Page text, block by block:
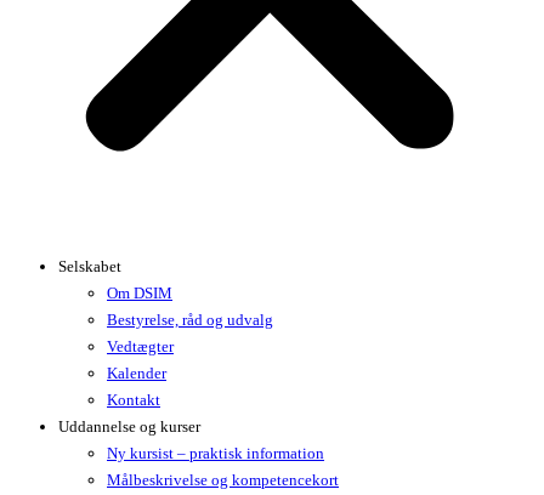
Selskabet
Om DSIM
Bestyrelse, råd og udvalg
Vedtægter
Kalender
Kontakt
Uddannelse og kurser
Ny kursist – praktisk information
Målbeskrivelse og kompetencekort